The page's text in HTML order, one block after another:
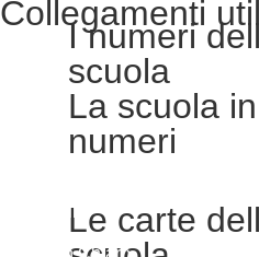
I numeri
scuola
La scuola in
numeri
Le carte
Collegamenti
Albo Online